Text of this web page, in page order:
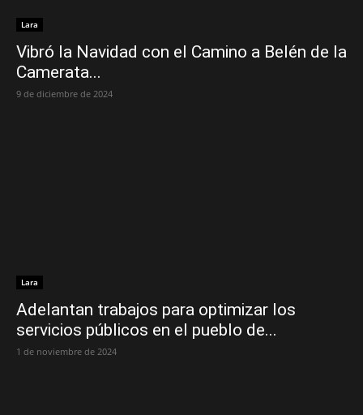
Lara
Vibró la Navidad con el Camino a Belén de la
Camerata...
9 de diciembre de 2024
Lara
Adelantan trabajos para optimizar los
servicios públicos en el pueblo de...
1 de noviembre de 2024